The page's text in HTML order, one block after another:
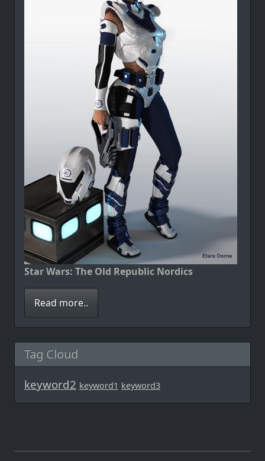
Star Wars: The Old Republic Nordics
Read more..
Tag Cloud
keyword2 keyword1 keyword3